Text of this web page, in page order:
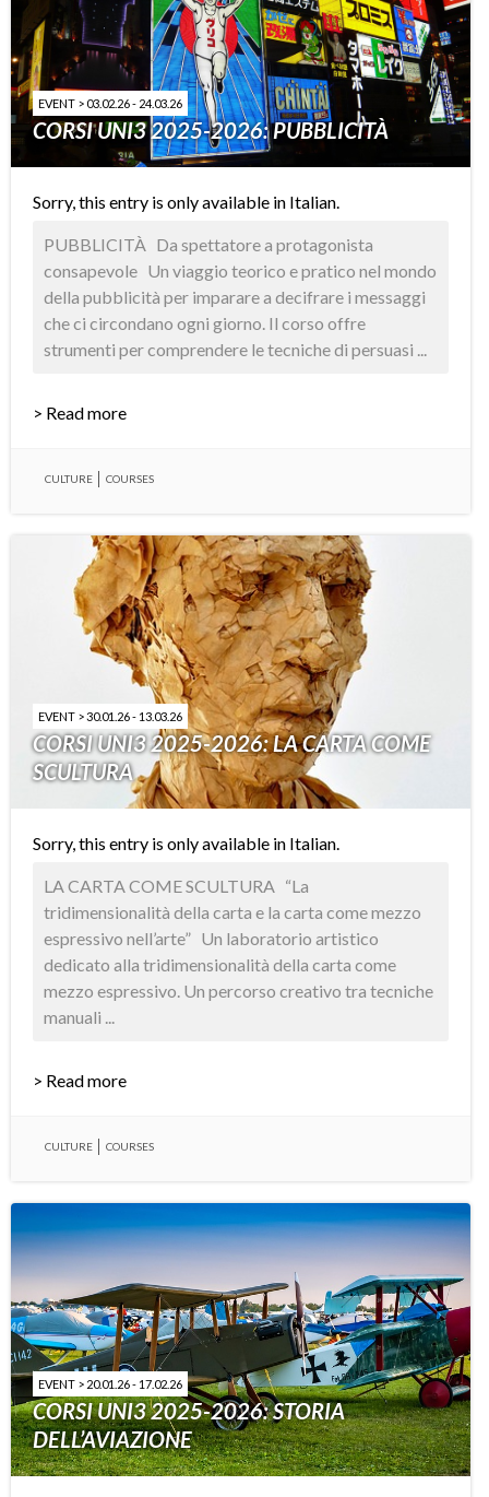
EVENT > 03.02.26 - 24.03.26
CORSI UNI3 2025-2026: PUBBLICITÀ
Sorry, this entry is only available in Italian.
PUBBLICITÀ Da spettatore a protagonista
consapevole Un viaggio teorico e pratico nel mondo
della pubblicità per imparare a decifrare i messaggi
che ci circondano ogni giorno. Il corso offre
strumenti per comprendere le tecniche di persuasi ...
> Read more
CULTURE COURSES
EVENT > 30.01.26 - 13.03.26
CORSI UNI3 2025-2026: LA CARTA COME
SCULTURA
Sorry, this entry is only available in Italian.
LA CARTA COME SCULTURA “La
tridimensionalità della carta e la carta come mezzo
espressivo nell’arte” Un laboratorio artistico
dedicato alla tridimensionalità della carta come
mezzo espressivo. Un percorso creativo tra tecniche
manuali ...
> Read more
CULTURE COURSES
EVENT > 20.01.26 - 17.02.26
CORSI UNI3 2025-2026: STORIA
DELL’AVIAZIONE